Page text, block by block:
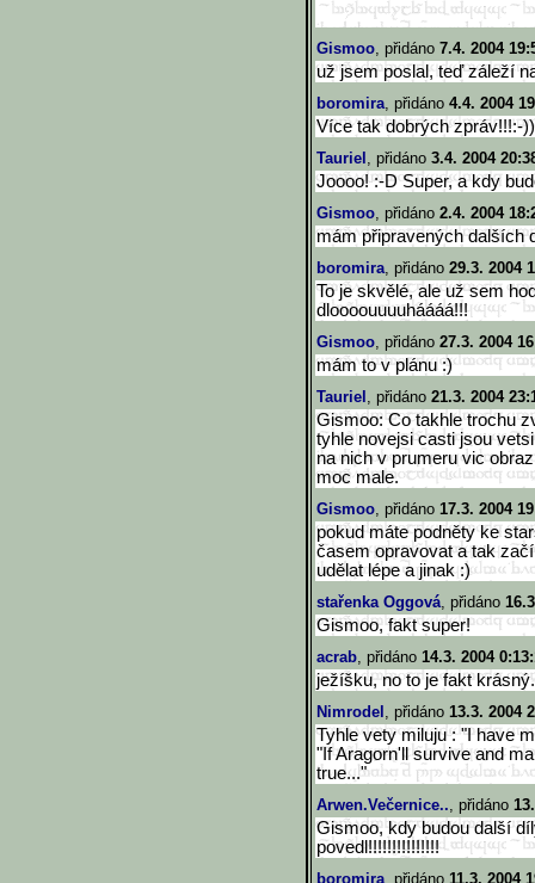
Gismoo, přidáno 7.4. 2004
už jsem poslal, teď záleží
boromira, přidáno 4.4. 2004
Více tak dobrých zpráv!!!:-
Tauriel , přidáno 3.4. 2004
Joooo! :-D Super, a kdy
Gismoo, přidáno 2.4. 2004
mám připravených dalších
boromira, přidáno 29.3. 2004
To je skvělé, ale už sem
dloooouuuuháááá!!!
Gismoo, přidáno 27.3. 2004
mám to v plánu :)
Tauriel , přidáno 21.3. 2004
Gismoo: Co takhle trochu
tyhle novejsi casti jsou
na nich v prumeru vic
moc male.
Gismoo, přidáno 17.3. 2004
pokud máte podněty ke
časem opravovat a tak
udělat lépe a jinak :)
stařenka Oggová, přidáno
Gismoo, fakt super!
acrab, přidáno 14.3. 2004
ježíšku, no to je fakt
Nimrodel , přidáno 13.3. 2004
Tyhle vety miluju : "I have
"If Aragorn'll survive and
true..."
Arwen.Večernice.., přidáno
Gismoo, kdy budou další
povedl!!!!!!!!!!!!!!!
boromira , přidáno 11.3. 2004